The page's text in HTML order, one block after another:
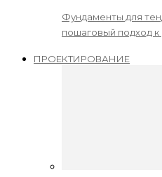
Фундаменты для
пошаговый подход
ПРОЕКТИРОВАНИЕ